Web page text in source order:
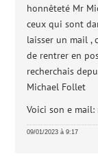
honnêteté Mr
ceux qui sont
laisser un mail ,
de rentrer en
recherchais
Michael Follet
Voici son e
09/01/2023 à 9:17